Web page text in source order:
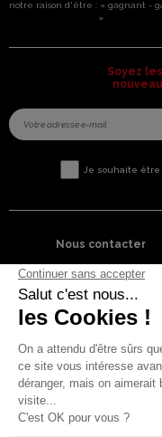
notre raison d'être : « gagnant -
»
Soyez
Je souhaite
Nous contacter
8 rue du capitaine Jean
13009 Marseille
+33 (0)4 91 07 41 16
Facebook Instagram
Nos produits
Meilleures ventes